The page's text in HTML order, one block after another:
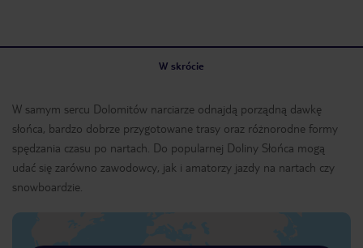
W skrócie
W samym sercu Dolomitów narciarze odnajdą porządną dawkę
słońca, bardzo dobrze przygotowane trasy oraz różnorodne formy
spędzania czasu po nartach. Do popularnej Doliny Słońca mogą
udać się zarówno zawodowcy, jak i amatorzy jazdy na nartach czy
snowboardzie.